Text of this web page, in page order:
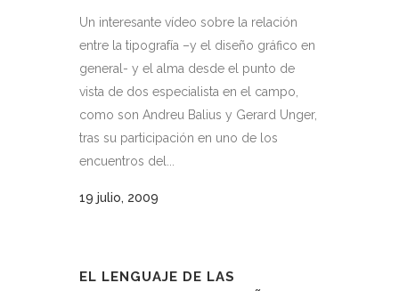
Un interesante vídeo sobre la relación
entre la tipografía –y el diseño gráfico en
general- y el alma desde el punto de
vista de dos especialista en el campo,
como son Andreu Balius y Gerard Unger,
tras su participación en uno de los
encuentros del...
19 julio, 2009
EL LENGUAJE DE LAS